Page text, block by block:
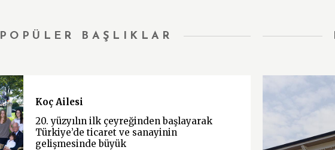
POPÜLER BAŞLIKLAR
Koç Ailesi
20. yüzyılın ilk çeyreğinden başlayarak
Türkiye’de ticaret ve sanayinin
gelişmesinde büyük